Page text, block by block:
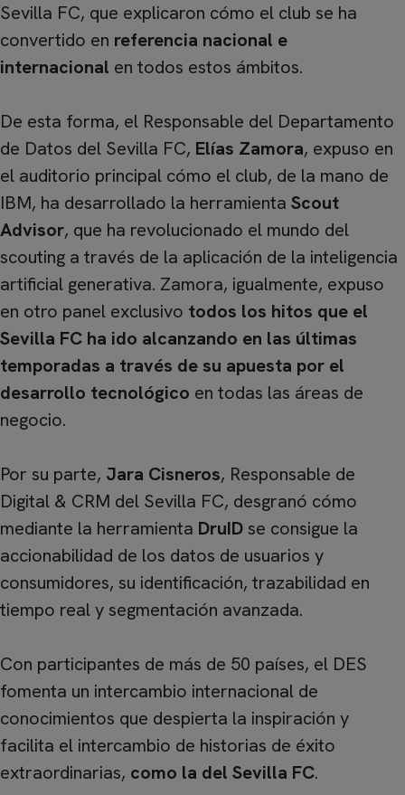
Sevilla FC, que explicaron cómo el club se ha
convertido en referencia nacional e
internacional en todos estos ámbitos.
De esta forma, el Responsable del Departamento
de Datos del Sevilla FC, Elías Zamora, expuso en
el auditorio principal cómo el club, de la mano de
IBM, ha desarrollado la herramienta Scout
Advisor, que ha revolucionado el mundo del
scouting a través de la aplicación de la inteligencia
artificial generativa. Zamora, igualmente, expuso
en otro panel exclusivo todos los hitos que el
Sevilla FC ha ido alcanzando en las últimas
temporadas a través de su apuesta por el
desarrollo tecnológico en todas las áreas de
negocio.
Por su parte, Jara Cisneros, Responsable de
Digital & CRM del Sevilla FC, desgranó cómo
mediante la herramienta DruID se consigue la
accionabilidad de los datos de usuarios y
consumidores, su identificación, trazabilidad en
tiempo real y segmentación avanzada.
Con participantes de más de 50 países, el DES
fomenta un intercambio internacional de
conocimientos que despierta la inspiración y
facilita el intercambio de historias de éxito
extraordinarias, como la del Sevilla FC.